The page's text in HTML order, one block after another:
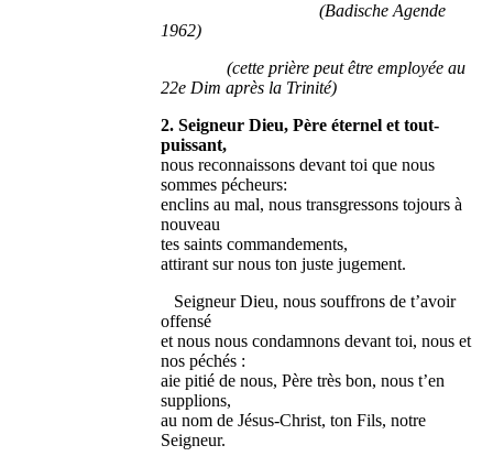
(Badische Agende
1962)
(cette prière peut être employée au
22e Dim après la Trinité)
2. Seigneur Dieu, Père éternel et tout-
puissant,
nous reconnaissons devant toi que nous
sommes pécheurs:
enclins au mal, nous transgressons tojours à
nouveau
tes saints commandements,
attirant sur nous ton juste jugement.
Seigneur Dieu, nous souffrons de t’avoir
offensé
et nous nous condamnons devant toi, nous et
nos péchés :
aie pitié de nous, Père très bon, nous t’en
supplions,
au nom de Jésus-Christ, ton Fils, notre
Seigneur.